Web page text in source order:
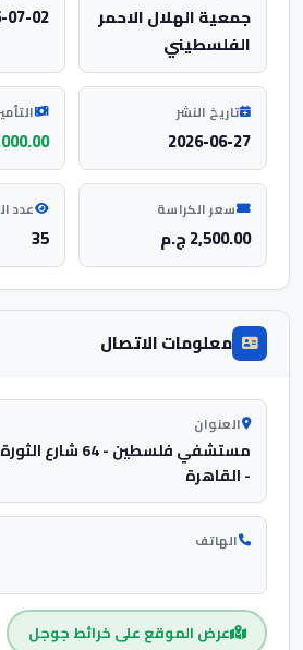
جمعية الهلال الاحمر
الفلسطيني
07-02
تاريخ النشر
2026-06-27
سعر الكراسة
2,500.00 ج.م
عدد
35
معلومات الاتصال
العنوان
مستشفي فلسطين -
- القاهرة
الهاتف
عرض الموقع على خرائط جوجل